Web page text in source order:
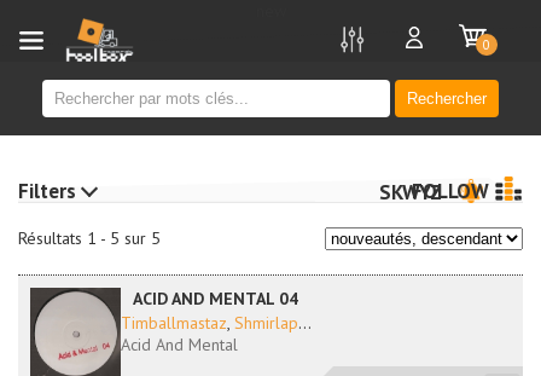
Rechercher
0
Résultats 1 - 5 sur 5
SKWYZFOLLOW
ACID AND MENTAL 04
Timballmastaz, Shmirlap...
Acid And Mental
Filters